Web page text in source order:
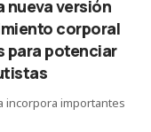
nueva versión
corporal
para potenciar
incorpora importantes